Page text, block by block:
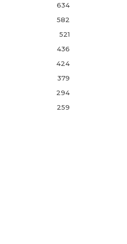
634
582
521
436
424
379
294
259